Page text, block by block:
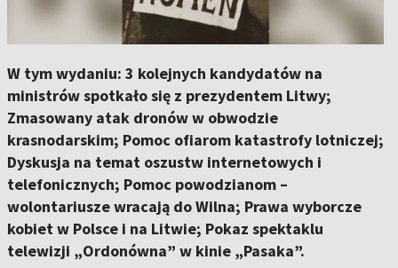
W tym wydaniu: 3 kolejnych kandydatów na
ministrów spotkało się z prezydentem Litwy;
Zmasowany atak dronów w obwodzie
krasnodarskim; Pomoc ofiarom katastrofy lotniczej;
Dyskusja na temat oszustw internetowych i
telefonicznych; Pomoc powodzianom –
wolontariusze wracają do Wilna; Prawa wyborcze
kobiet w Polsce i na Litwie; Pokaz spektaklu
telewizji „Ordonówna” w kinie „Pasaka”.